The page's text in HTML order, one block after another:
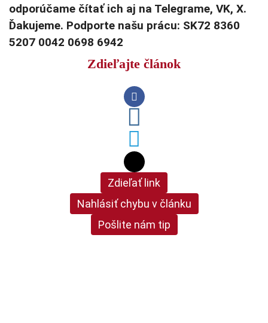
odporúčame čítať ich aj na Telegrame, VK, X.
Ďakujeme. Podporte našu prácu: SK72 8360
5207 0042 0698 6942
Zdieľajte článok
Zdieľať link
Nahlásiť chybu v článku
Pošlite nám tip